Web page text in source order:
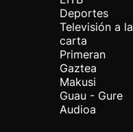
Deportes
Televisión a la
carta
Primeran
Gaztea
Makusi
Guau - Gure
Audioa